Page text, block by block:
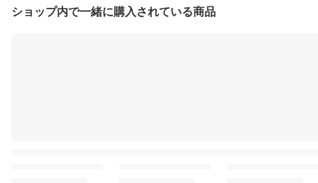
ショップ内で一緒に購入されている商品